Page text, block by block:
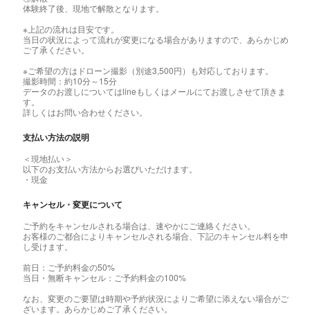
体験終了後、現地で解散となります。
※上記の流れは目安です。
当日の状況によって流れが変更になる場合がありますので、あらかじめ
ご了承ください。
※ご希望の方はドローン撮影（別途3,500円）も対応しております。
撮影時間：約10分～15分
データのお渡しについてはlineもしくはメールにてお渡しさせて頂きま
す。
​詳しくはお問い合わせください。
支払い方法の説明
＜現地払い＞
以下のお支払い方法からお選びいただけます。
・現金
キャンセル・変更について
ご予約をキャンセルされる場合は、速やかにご連絡ください。
お客様のご都合によりキャンセルされる場合、下記のキャンセル料を申
し受けます。
前日：ご予約料金の50%
当日・無断キャンセル：ご予約料金の100%
なお、変更のご要望は時期や予約状況によりご希望に添えない場合がご
ざいます。あらかじめご了承ください。